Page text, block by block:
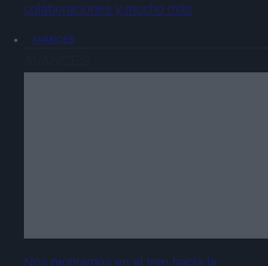
colaboraciones y mucho más
AVANCES
Nos montamos en el tren hacia la